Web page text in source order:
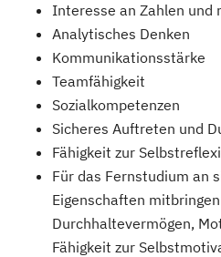
Interesse an Zahlen und
Analytisches Denken
Kommunikationsstärke
Teamfähigkeit
Sozialkompetenzen
Sicheres Auftreten und
Fähigkeit zur
Für das Fernstudium an
Eigenschaften
Durchhaltevermögen,
Fähigkeit zur